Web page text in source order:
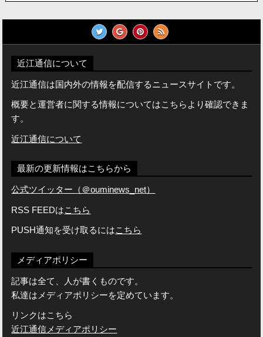
近江通信について
近江通信は国内外の情報を配信するニュースサイトです。
概要と運営者に関する情報についてはこちらより確認できま
す。
近江通信について
最新の更新情報はこちらから
公式ツイッター（＠ouminews_net）
RSS FEEDはこちら
PUSH通知を受け取るにはこちら
メディアポリシー
記事は全て、人が書くものです。
私達はメディアポリシーを定めています。
リンクはこちら
近江通信メディアポリシー